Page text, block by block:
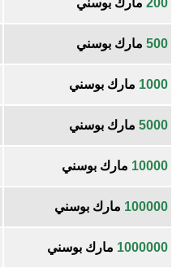
200 مارك بوسني
500 مارك بوسني
1000 مارك بوسني
5000 مارك بوسني
10000 مارك بوسني
100000 مارك بوسني
1000000 مارك بوسني